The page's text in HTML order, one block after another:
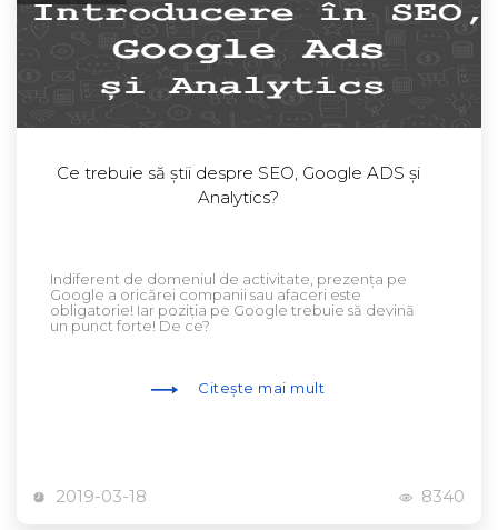
Ce trebuie să știi despre SEO, Google ADS și
Analytics?
Indiferent de domeniul de activitate, prezența pe
Google a oricărei companii sau afaceri este
obligatorie! Iar poziția pe Google trebuie să devină
un punct forte! De ce?
Citește mai mult
2019-03-18 8340